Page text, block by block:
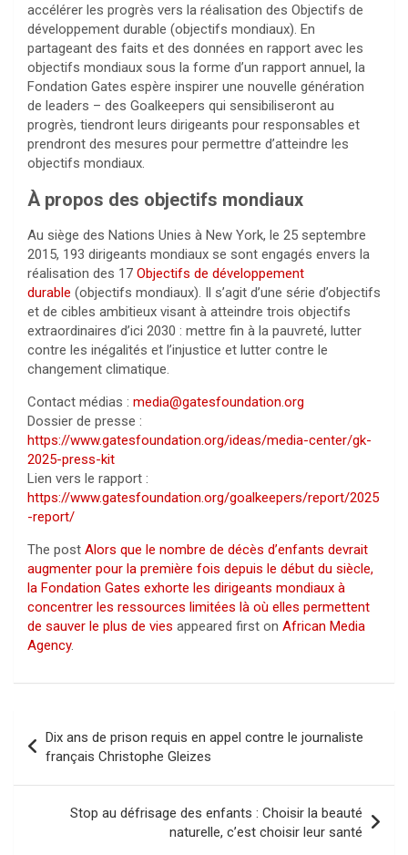
accélérer les progrès vers la réalisation des Objectifs de
développement durable (objectifs mondiaux). En
partageant des faits et des données en rapport avec les
objectifs mondiaux sous la forme d’un rapport annuel, la
Fondation Gates espère inspirer une nouvelle génération
de leaders – des Goalkeepers qui sensibiliseront au
progrès, tiendront leurs dirigeants pour responsables et
prendront des mesures pour permettre d’atteindre les
objectifs mondiaux.
À propos des objectifs mondiaux
Au siège des Nations Unies à New York, le 25 septembre
2015, 193 dirigeants mondiaux se sont engagés envers la
réalisation des 17 Objectifs de développement
durable (objectifs mondiaux). Il s’agit d’une série d’objectifs
et de cibles ambitieux visant à atteindre trois objectifs
extraordinaires d’ici 2030 : mettre fin à la pauvreté, lutter
contre les inégalités et l’injustice et lutter contre le
changement climatique.
Contact médias : media@gatesfoundation.org
Dossier de presse :
https://www.gatesfoundation.org/ideas/media-center/gk-
2025-press-kit
Lien vers le rapport :
https://www.gatesfoundation.org/goalkeepers/report/2025
-report/
The post Alors que le nombre de décès d’enfants devrait
augmenter pour la première fois depuis le début du siècle,
la Fondation Gates exhorte les dirigeants mondiaux à
concentrer les ressources limitées là où elles permettent
de sauver le plus de vies appeared first on African Media
Agency.
de
l’article
Dix ans de prison requis en appel contre le journaliste
français Christophe Gleizes
Stop au défrisage des enfants : Choisir la beauté
naturelle, c’est choisir leur santé